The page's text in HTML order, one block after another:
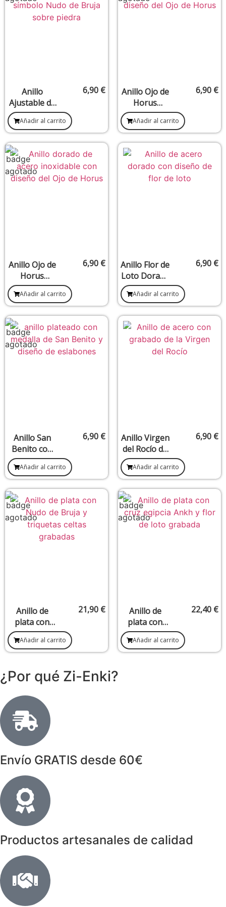
Anillo
Ajustable de
Acero
Inoxidable
Nudo de
Diseño B
6,90 €
Añadir al carrito
Anillo Ojo de
Horus
Plateado –
Claridad
mental y
guía divina
6,90 €
Añadir al carrito
Anillo Ojo de
Horus
Dorado –
Protección,
sabiduría y
espiritual
6,90 €
Añadir al carrito
Anillo Flor de
Loto Dorado
acero
inoxidable
6,90 €
Añadir al carrito
Anillo San
Benito con
diseño
eslabones
en acero
inoxidable
6,90 €
Añadir al carrito
Anillo Virgen
del Rocío de
acero
inoxidable
6,90 €
Añadir al carrito
Anillo de
plata con
Nudo de
Bruja y
Triquetas
17)
21,90 €
Añadir al carrito
Anillo de
plata con
Cruz Ankh y
flor de loto
(Talla 17)
22,40 €
Añadir al carrito
¿Por qué Zi-Enki?
Envío GRATIS desde 60€
Productos artesanales de calidad